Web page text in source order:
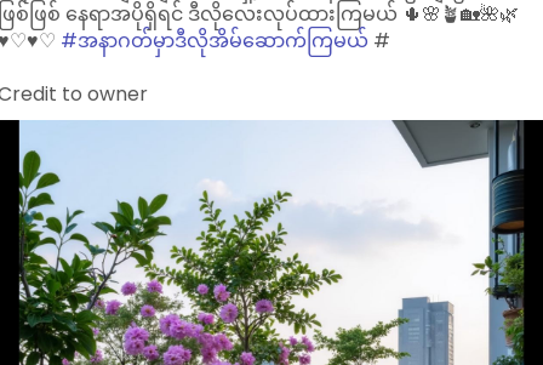
ြစ်ဖြစ် နေရာအပိုရှိရင် ဒီလိုလေးလုပ်ထားကြမယ် 🌵🌸🪴🏡🌺🌿
#အနာဂတ်မှာဒီလိုအိမ်ဆောက်ကြမယ် #
to owner